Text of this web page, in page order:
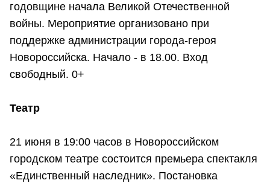
годовщине начала Великой Отечественной
войны. Мероприятие организовано при
поддержке администрации города-героя
Новороссийска. Начало - в 18.00. Вход
свободный. 0+
Театр
21 июня в 19:00 часов в Новороссийском
городском театре состоится премьера спектакля
«Единственный наследник». Постановка